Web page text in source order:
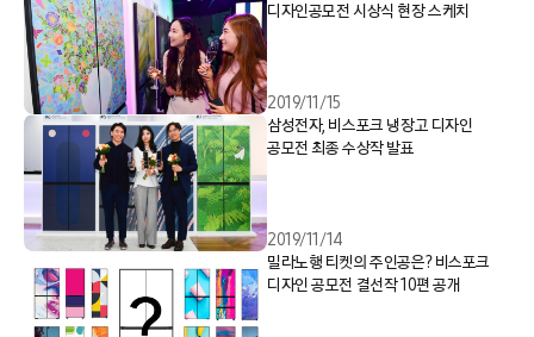
디자인공모전 시상식 현장 스케치
2019/11/15
삼성전자, 비스포크 냉장고 디자인
공모전 최종 수상작 발표
2019/11/14
밀라노행 티켓의 주인공은? 비스포크
디자인 공모전 결선작 10편 공개